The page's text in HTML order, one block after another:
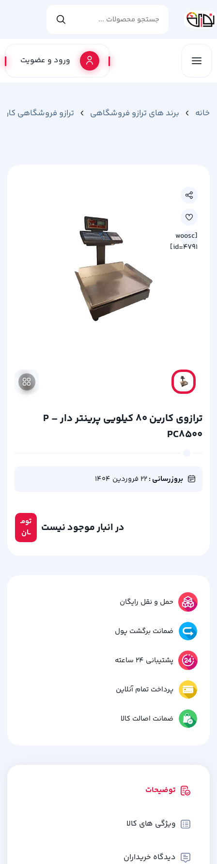
ورود و عضویت
خانه برند های ترازو فروشگاهی ترازو فروشگاهی
[woosc
id=4791]
ترازوی کارین 80 کیلویی پرینتر دار P –
PC8500
بروزرسانی :22 فروردین 1404
تومـ
ــان
در انبار موجود نیست
حمل و نقل رایگان
ضمانت برگشت پول
پشتیبانی 24 ساعته
پرداخت تمام آنلاین
ضمانت اصالت کالا
توضیحات
ویژگی های کالا
دیدگاه خریداران